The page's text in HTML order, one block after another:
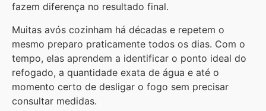
fazem diferença no resultado final.
Muitas avós cozinham há décadas e repetem o
mesmo preparo praticamente todos os dias. Com o
tempo, elas aprendem a identificar o ponto ideal do
refogado, a quantidade exata de água e até o
momento certo de desligar o fogo sem precisar
consultar medidas.